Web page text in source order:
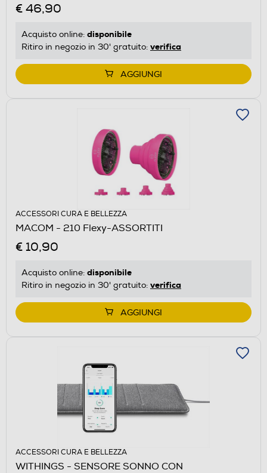
€ 46,90
Acquisto online: disponibile
Ritiro in negozio in 30' gratuito: verifica
AGGIUNGI
ACCESSORI CURA E BELLEZZA
MACOM - 210 Flexy-ASSORTITI
€ 10,90
Acquisto online: disponibile
Ritiro in negozio in 30' gratuito: verifica
AGGIUNGI
ACCESSORI CURA E BELLEZZA
WITHINGS - SENSORE SONNO CON